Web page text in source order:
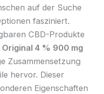
auf der Suche
fasziniert.
CBD-Produkte
4 % 900 mg
Zusammensetzung
hervor. Dieser
Eigenschaften